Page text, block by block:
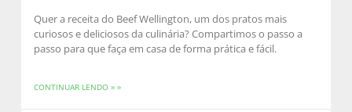
Quer a receita do Beef Wellington, um dos pratos mais
curiosos e deliciosos da culinária? Compartimos o passo a
passo para que faça em casa de forma prática e fácil.
CONTINUAR LENDO » »